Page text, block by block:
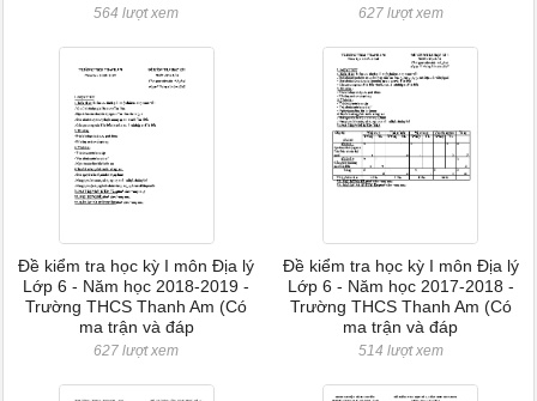
564 lượt xem 627 lượt xem
Đề kiểm tra học kỳ I môn Địa lý
Lớp 6 - Năm học 2018-2019 -
Trường THCS Thanh Am (Có
ma trận và đáp
627 lượt xem
Đề kiểm tra học kỳ I môn Địa lý
Lớp 6 - Năm học 2017-2018 -
Trường THCS Thanh Am (Có
ma trận và đáp
514 lượt xem